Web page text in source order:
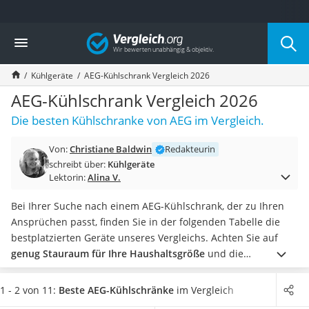
Die beliebtesten Vergleiche nach Kategorie
Haushalt
Wassersprudler
Zentralstaubsauger
Brotbackautomat
Wischroboter
Wäschespinne
Spülmaschinentabs
Akku-Staubsauger
AEG-Waschmaschine
Saug-Wisch-Roboter
Handstaubsauger
Milchaufschäumer
Kondenstrockner
Reiskocher
Vergleich
Kühlgeräte AEG-Kühlschrank Vergleich 2026
AEG-Kühlschrank Vergleich 2026
Die besten Kühlschranke von AEG im Vergleich.
Von:Christiane Baldwin
Redakteurin
schreibt über: Kühlgeräte
Lektorin:Alina V.
Bei Ihrer Suche nach einem AEG-Kühlschrank, der zu Ihren
Ansprüchen passt, finden Sie in der folgenden Tabelle die
bestplatzierten Geräte unseres Vergleichs. Achten Sie auf
genug Stauraum für Ihre Haushaltsgröße und die
Energieeffizienz – diese Werte sind auch bei vielen Online-
Tests maßgeblich. Besonders beeindruckend finden wir AEG-
1 - 2 von 11: Beste AEG-Kühlschränke im Vergleich